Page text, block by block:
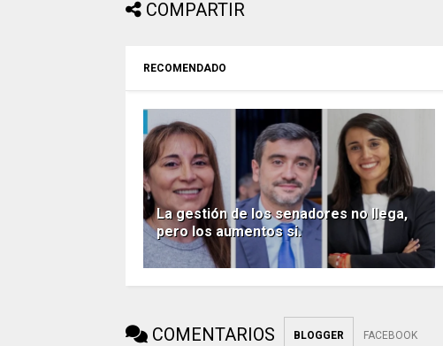
COMPARTIR
RECOMENDADO
La gestión de los senadores no llega,
pero los aumentos si.
COMENTARIOS BLOGGER FACEBOOK